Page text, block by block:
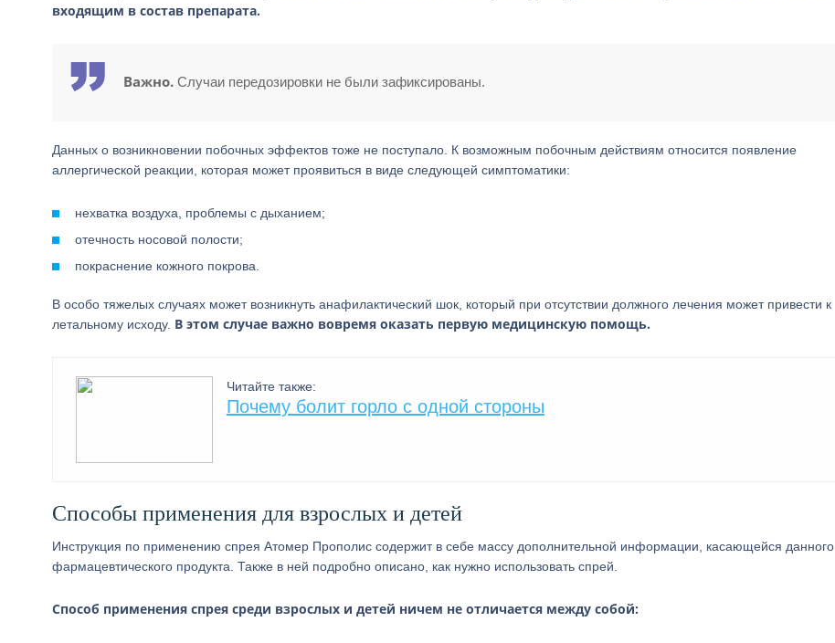
входящим в состав препарата.
Важно. Случаи передозировки не были зафиксированы.
Данных о возникновении побочных эффектов тоже не поступало. К возможным побочным действиям относится появление
аллергической реакции, которая может проявиться в виде следующей симптоматики:
нехватка воздуха, проблемы с дыханием;
отечность носовой полости;
покраснение кожного покрова.
В особо тяжелых случаях может возникнуть анафилактический шок, который при отсутствии должного лечения может привести к
летальному исходу. В этом случае важно вовремя оказать первую медицинскую помощь.
Читайте также:
Почему болит горло с одной стороны
Способы применения для взрослых и детей
Инструкция по применению спрея Атомер Прополис содержит в себе массу дополнительной информации, касающейся данного
фармацевтического продукта. Также в ней подробно описано, как нужно использовать спрей.
Способ применения спрея среди взрослых и детей ничем не отличается между собой: